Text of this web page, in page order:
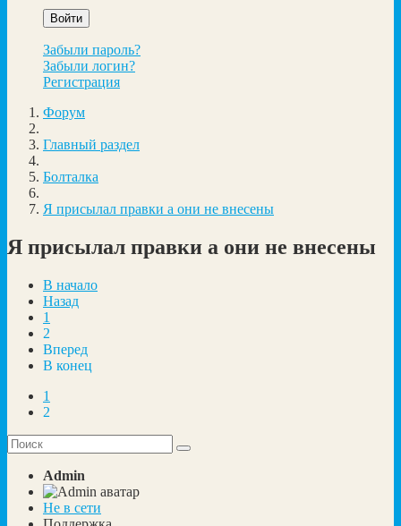
Войти
Забыли пароль?
Забыли логин?
Регистрация
Форум
Главный раздел
Болталка
Я присылал правки а они не внесены
Я присылал правки а они не внесены
В начало
Назад
1
2
Вперед
В конец
1
2
Admin
Не в сети